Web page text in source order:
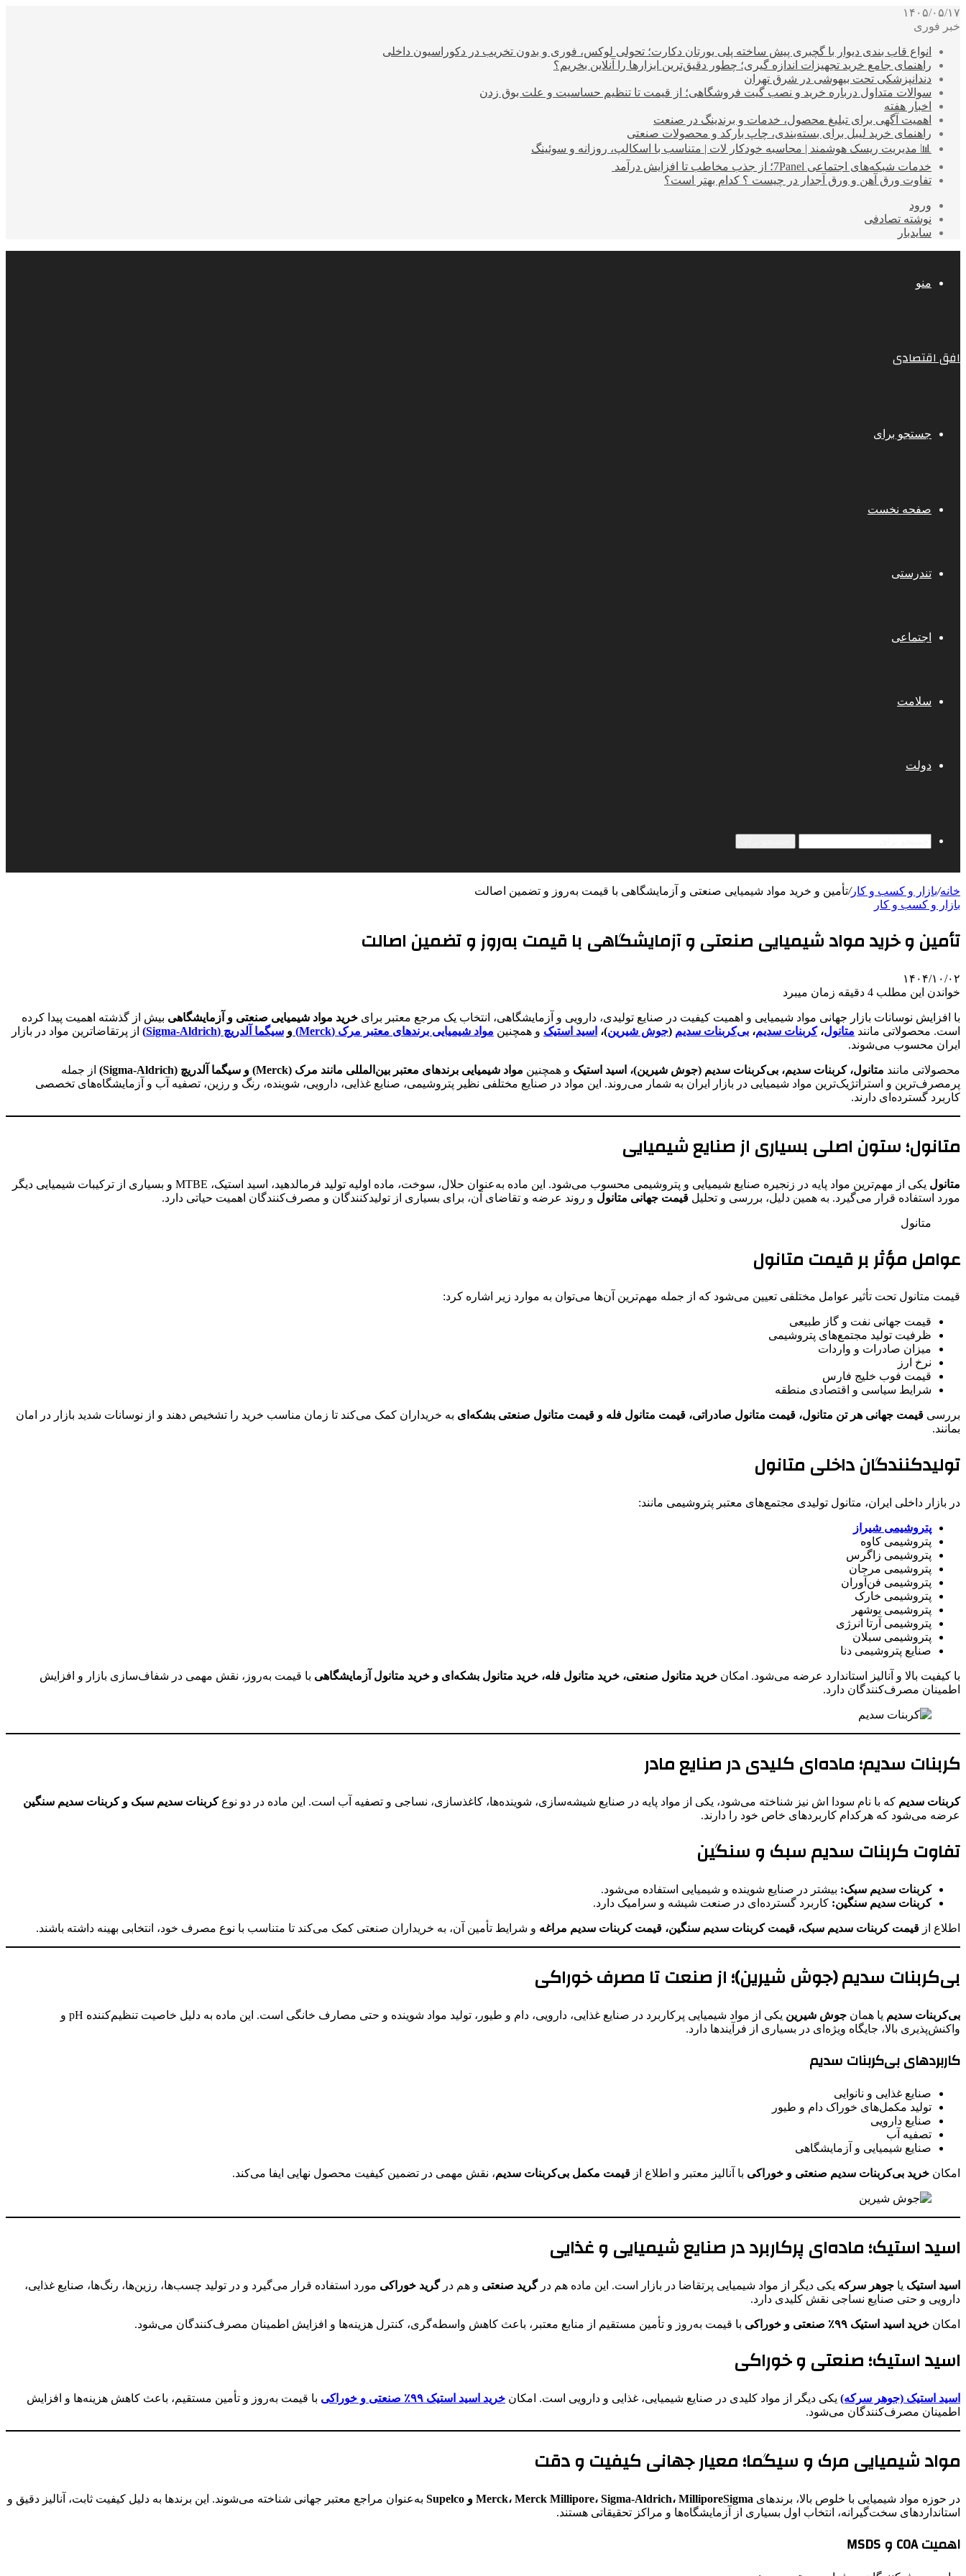
۱۴۰۵/۰۵/۱۷
خبر فوری
انواع قاب بندی دیوار با گچبری پیش ساخته پلی یورتان دکارت؛ تحولی لوکس، فوری و بدون تخریب در دکوراسیون داخلی
راهنمای جامع خرید تجهیزات اندازه گیری؛ چطور دقیق‌ترین ابزارها را آنلاین بخریم؟
دندانپزشکی تحت بیهوشی در شرق تهران
سوالات متداول درباره خرید و نصب گیت فروشگاهی؛ از قیمت تا تنظیم حساسیت و علت بوق زدن
اخبار هفته
اهمیت آگهی برای تبلیغ محصول، خدمات و برندینگ در صنعت
راهنمای خرید لیبل برای بسته‌بندی، چاپ بارکد و محصولات صنعتی
📊 مدیریت ریسک هوشمند | محاسبه خودکار لات | متناسب با اسکالپ، روزانه و سوئینگ
خدمات شبکه‌های اجتماعی 7Panel؛ از جذب مخاطب تا افزایش درآمد
تفاوت ورق آهن و ورق آجدار در چیست ؟ کدام بهتر است؟
ورود
نوشته تصادفی
سایدبار
منو
افق اقتصادی
جستجو برای
صفحه نخست
تندرستی
اجتماعی
سلامت
دولت
خانه/بازار و کسب و کار/تأمین و خرید مواد شیمیایی صنعتی و آزمایشگاهی با قیمت به‌روز و تضمین اصالت
بازار و کسب و کار
تأمین و خرید مواد شیمیایی صنعتی و آزمایشگاهی با قیمت به‌روز و تضمین اصالت
۱۴۰۴/۱۰/۰۲
خواندن این مطلب 4 دقیقه زمان میبرد
با افزایش نوسانات بازار جهانی مواد شیمیایی و اهمیت کیفیت در صنایع تولیدی، دارویی و آزمایشگاهی، انتخاب یک مرجع معتبر برای خرید مواد شیمیایی صنعتی و آزمایشگاهی بیش از گذشته اهمیت پیدا کرده
است. محصولاتی مانند متانول،کربنات سدیم، بی‌کربنات سدیم (جوش شیرین)، اسید استیک و همچنین مواد شیمیایی برندهای معتبر مرک (Merck) و سیگما آلدریچ (Sigma-Aldrich)
از پرتقاضاترین مواد در بازار
ایران محسوب می‌شوند.
محصولاتی مانند متانول، کربنات سدیم، بی‌کربنات سدیم (جوش شیرین)، اسید استیک و همچنین مواد شیمیایی برندهای معتبر بین‌المللی مانند مرک (Merck) و سیگما آلدریچ (Sigma-Aldrich)
از جمله
پرمصرف‌ترین و استراتژیک‌ترین مواد شیمیایی در بازار ایران به شمار می‌روند. این مواد در صنایع مختلفی نظیر پتروشیمی، صنایع غذایی، دارویی، شوینده، رنگ و رزین، تصفیه آب و آزمایشگاه‌های تخصصی
کاربرد گسترده‌ای دارند.
متانول؛ ستون اصلی بسیاری از صنایع شیمیایی
متانول
یکی از مهم‌ترین مواد پایه در زنجیره صنایع شیمیایی و پتروشیمی محسوب می‌شود. این ماده به‌عنوان حلال، سوخت، ماده اولیه تولید فرمالدهید، اسید استیک، MTBE و بسیاری از ترکیبات شیمیایی دیگر
مورد استفاده قرار می‌گیرد. به همین دلیل، بررسی و تحلیل قیمت جهانی متانول و روند عرضه و تقاضای آن، برای بسیاری از تولیدکنندگان و مصرف‌کنندگان اهمیت حیاتی دارد.
متانول
عوامل مؤثر بر قیمت متانول
قیمت متانول تحت تأثیر عوامل مختلفی تعیین می‌شود که از جمله مهم‌ترین آن‌ها می‌توان به موارد زیر اشاره کرد:
قیمت جهانی نفت و گاز طبیعی
ظرفیت تولید مجتمع‌های پتروشیمی
میزان صادرات و واردات
نرخ ارز
قیمت فوب خلیج فارس
شرایط سیاسی و اقتصادی منطقه
بررسی قیمت جهانی هر تن متانول، قیمت متانول صادراتی، قیمت متانول فله و قیمت متانول صنعتی بشکه‌ای به خریداران کمک می‌کند تا زمان مناسب خرید را تشخیص دهند و از نوسانات شدید بازار در امان
بمانند.
تولیدکنندگان داخلی متانول
در بازار داخلی ایران، متانول تولیدی مجتمع‌های معتبر پتروشیمی مانند:
پتروشیمی شیراز
پتروشیمی کاوه
پتروشیمی زاگرس
پتروشیمی مرجان
پتروشیمی فن‌آوران
پتروشیمی خارک
پتروشیمی بوشهر
پتروشیمی آرتا انرژی
پتروشیمی سبلان
صنایع پتروشیمی دنا
با کیفیت بالا و آنالیز استاندارد عرضه می‌شود. امکان خرید متانول صنعتی، خرید متانول فله، خرید متانول بشکه‌ای و خرید متانول آزمایشگاهی با قیمت به‌روز، نقش مهمی در شفاف‌سازی بازار و افزایش
اطمینان مصرف‌کنندگان دارد.
کربنات سدیم؛ ماده‌ای کلیدی در صنایع مادر
کربنات سدیم که با نام سودا اش نیز شناخته می‌شود، یکی از مواد پایه در صنایع شیشه‌سازی، شوینده‌ها، کاغذسازی، نساجی و تصفیه آب است. این ماده در دو نوعکربنات سدیم سبک و کربنات سدیم سنگین
عرضه می‌شود که هرکدام کاربردهای خاص خود را دارند.
تفاوت کربنات سدیم سبک و سنگین
کربنات سدیم سبک: بیشتر در صنایع شوینده و شیمیایی استفاده می‌شود.
کربنات سدیم سنگین: کاربرد گسترده‌ای در صنعت شیشه و سرامیک دارد.
اطلاع از قیمت کربنات سدیم سبک، قیمت کربنات سدیم سنگین، قیمت کربنات سدیم مراغه و شرایط تأمین آن، به خریداران صنعتی کمک می‌کند تا متناسب با نوع مصرف خود، انتخابی بهینه داشته باشند.
بی‌کربنات سدیم (جوش شیرین)؛ از صنعت تا مصرف خوراکی
بی‌کربنات سدیم یا همان جوش شیرین
یکی از مواد شیمیایی پرکاربرد در صنایع غذایی، دارویی، دام و طیور، تولید مواد شوینده و حتی مصارف خانگی است. این ماده به دلیل خاصیت تنظیم‌کننده pH و
واکنش‌پذیری بالا، جایگاه ویژه‌ای در بسیاری از فرآیندها دارد.
کاربردهای بی‌کربنات سدیم
صنایع غذایی و نانوایی
تولید مکمل‌های خوراک دام و طیور
صنایع دارویی
تصفیه آب
صنایع شیمیایی و آزمایشگاهی
امکان خرید بی‌کربنات سدیم صنعتی و خوراکی با آنالیز معتبر و اطلاع از قیمت مکمل بی‌کربنات سدیم، نقش مهمی در تضمین کیفیت محصول نهایی ایفا می‌کند.
اسید استیک؛ ماده‌ای پرکاربرد در صنایع شیمیایی و غذایی
اسید استیک یا جوهر سرکه یکی دیگر از مواد شیمیایی پرتقاضا در بازار است. این ماده هم درگرید صنعتی و هم درگرید خوراکی مورد استفاده قرار می‌گیرد و در تولید چسب‌ها، رزین‌ها، رنگ‌ها، صنایع غذایی،
دارویی و حتی صنایع نساجی نقش کلیدی دارد.
امکان خرید اسید استیک ۹۹٪ صنعتی و خوراکی با قیمت به‌روز و تأمین مستقیم از منابع معتبر، باعث کاهش واسطه‌گری، کنترل هزینه‌ها و افزایش اطمینان مصرف‌کنندگان می‌شود.
اسید استیک؛ صنعتی و خوراکی
اسید استیک (جوهر سرکه) یکی دیگر از مواد کلیدی در صنایع شیمیایی، غذایی و دارویی است. امکان خرید اسید استیک ۹۹٪ صنعتی و خوراکی
با قیمت به‌روز و تأمین مستقیم، باعث کاهش هزینه‌ها و افزایش
اطمینان مصرف‌کنندگان می‌شود.
مواد شیمیایی مرک و سیگما؛ معیار جهانی کیفیت و دقت
در حوزه مواد شیمیایی با خلوص بالا، برندهای Merck، Merck Millipore، Sigma-Aldrich، MilliporeSigma و Supelco
به‌عنوان مراجع معتبر جهانی شناخته می‌شوند. این برندها به دلیل کیفیت ثابت، آنالیز دقیق و
استانداردهای سخت‌گیرانه، انتخاب اول بسیاری از آزمایشگاه‌ها و مراکز تحقیقاتی هستند.
اهمیت COA و MSDS